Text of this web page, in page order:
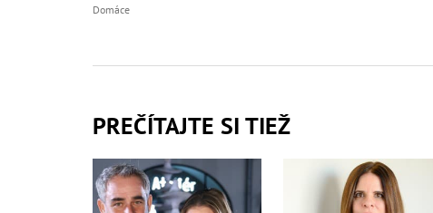
Domáce
PREČÍTAJTE SI TIEŽ